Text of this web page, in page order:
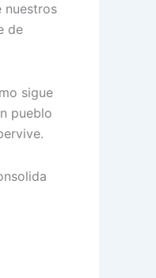
nuestros
de
sigue
pueblo